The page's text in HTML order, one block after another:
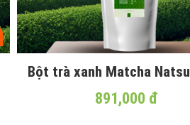
Bột trà xanh Matcha
891,000 đ